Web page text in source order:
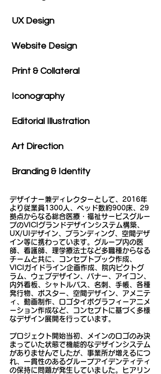
UX Design
Website Design
Print & Collateral
Iconography
Editorial Illustration
Art Direction
Branding & Identity
デザイナー兼ディレクターとして、2016年
より従業員1300人、ベッド数約900床、29
拠点からなる総合医療・福祉サービスグルー
プのVICIグランドデザインシステム構築、
UX/UIデザイン、ブランディング、空間デザ
イン等に携わっています。グループ内の医
師、看護師、理学療法士など多職種からなる
チームと共に、コンセプトブック作成、
VICIガイドライン企画作成、院内ピクトグ
ラム、ウェブデザイン、バナー、アイコン、
内外看板、シャトルバス、名刺、手帳、各種
発行物、ポスター、空間デザイン、アメニテ
ィ、動画制作、ロゴタイポグラフィーアニメ
ーション作成など、コンセプトに基づく多様
なデザイン展開を行っています。
プロジェクト開始当初、メインのロゴのみ決
まっていた状態で機能的なデザインシステム
がありませんでしたが、事業所が増えるにつ
れ、一貫性のあるグループアイデンティティ
の保持に問題が発生していました。ヒアリン